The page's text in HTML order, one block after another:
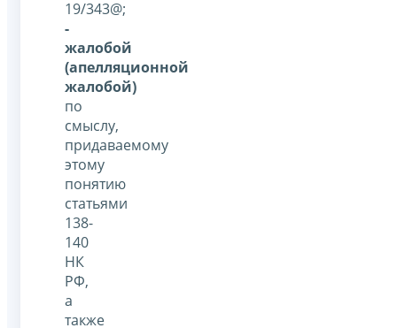
19/343@;
-
жалобой
(апелляционной
жалобой)
по
смыслу,
придаваемому
этому
понятию
статьями
138-
140
НК
РФ,
а
также